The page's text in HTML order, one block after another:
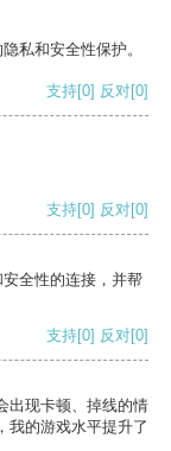
私和安全性保护。
支持[0] 反对[0]
支持[0] 反对[0]
全性的连接，并帮
支持[0] 反对[0]
出现卡顿、掉线的情
我的游戏水平提升了